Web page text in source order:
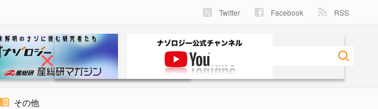
Twitter Facebook RSS
その他